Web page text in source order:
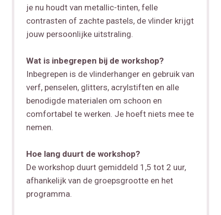
je nu houdt van metallic-tinten, felle
contrasten of zachte pastels, de vlinder krijgt
jouw persoonlijke uitstraling.
Wat is inbegrepen bij de workshop?
Inbegrepen is de vlinderhanger en gebruik van
verf, penselen, glitters, acrylstiften en alle
benodigde materialen om schoon en
comfortabel te werken. Je hoeft niets mee te
nemen.
Hoe lang duurt de workshop?
De workshop duurt gemiddeld 1,5 tot 2 uur,
afhankelijk van de groepsgrootte en het
programma.